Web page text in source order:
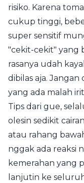
risiko. Karena
cukup tinggi,
super sensitif
"cekit-cekit" yang
rasanya udah
dibilas aja.
yang ada malah
Tips dari gue,
olesin sedikit
atau rahang
nggak ada reaksi
kemerahan yang
lanjutin ke